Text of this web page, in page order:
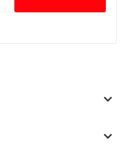
keyboard_arrow_down
keyboard_arrow_down